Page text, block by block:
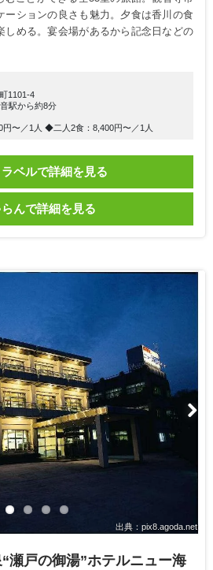
ーションの良さも魅力。夕食は香川の食
しめる。宴会場があるから記念日などの
1101-4
駅から約8分
〜／1人 ◆二人2食：8,400円〜／1人
ベルで詳細を見る
らんで詳細を見る
出典：pix8.agoda.net
瀬戸の御湯”ホテルニュー海